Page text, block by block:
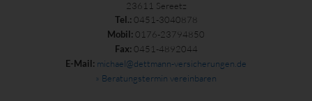
23611 Sereetz
Tel.: 0451-3040878
Mobil: 0176-23794850
Fax: 0451-4892044
E-Mail: michael@dettmann-versicherungen.de
» Beratungstermin vereinbaren